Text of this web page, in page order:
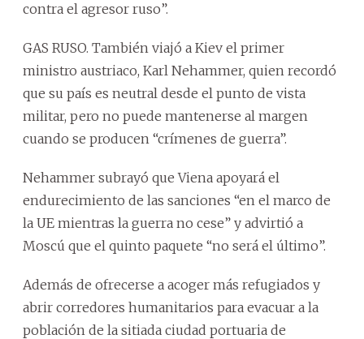
contra el agresor ruso”.
GAS RUSO. También viajó a Kiev el primer
ministro austriaco, Karl Nehammer, quien recordó
que su país es neutral desde el punto de vista
militar, pero no puede mantenerse al margen
cuando se producen “crímenes de guerra”.
Nehammer subrayó que Viena apoyará el
endurecimiento de las sanciones “en el marco de
la UE mientras la guerra no cese” y advirtió a
Moscú que el quinto paquete “no será el último”.
Además de ofrecerse a acoger más refugiados y
abrir corredores humanitarios para evacuar a la
población de la sitiada ciudad portuaria de